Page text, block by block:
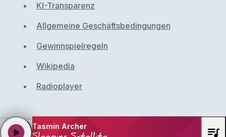
KI-Transparenz
Allgemeine Geschäftsbedingungen
Gewinnspielregeln
Wikipedia
Radioplayer
Tasmin Archer
play_arrow queue_music